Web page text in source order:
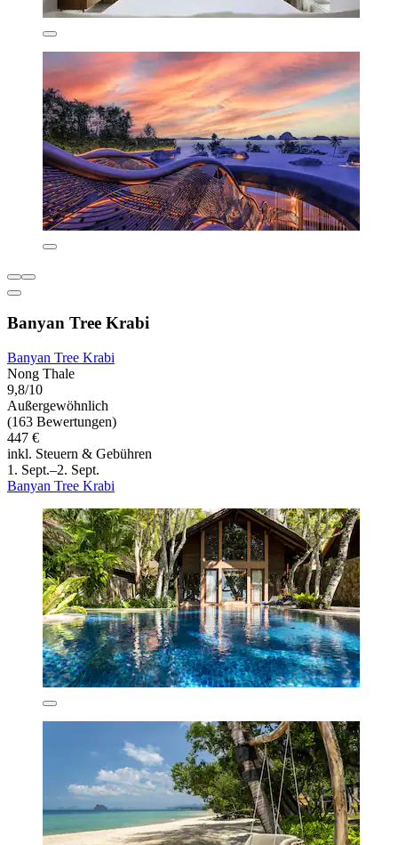
Banyan Tree Krabi
Banyan Tree Krabi
Nong Thale
9,8/10
Außergewöhnlich
(163 Bewertungen)
447 €
inkl. Steuern & Gebühren
1. Sept.–2. Sept.
Banyan Tree Krabi